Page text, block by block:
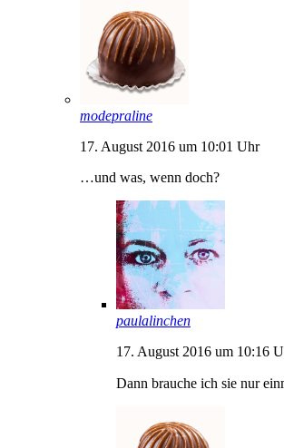
modepraline
17. August 2016 um 10:01 Uhr
…und was, wenn doch?
paulalinchen
17. August 2016 um 10:16
Dann brauche ich sie nur